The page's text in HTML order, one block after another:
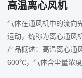
高温离心风机
气体在通风机中的流向
运动，统称为离心通风
产品概述：高温离心通
600℃，气体含尘量浓度